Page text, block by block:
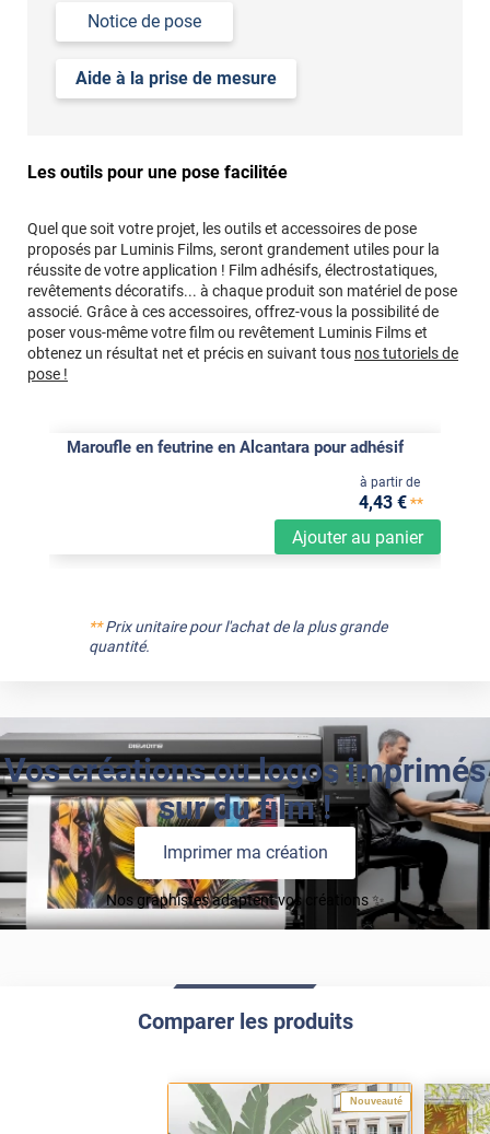
Notice de pose
Aide à la prise de mesure
Les outils pour une pose facilitée
Quel que soit votre projet, les outils et accessoires de pose
proposés par Luminis Films, seront grandement utiles pour la
réussite de votre application ! Film adhésifs, électrostatiques,
revêtements décoratifs... à chaque produit son matériel de pose
associé. Grâce à ces accessoires, offrez-vous la possibilité de
poser vous-même votre film ou revêtement Luminis Films et
obtenez un résultat net et précis en suivant tous nos tutoriels de
pose !
Maroufle en feutrine en Alcantara pour adhésif
Ajouter au panier
à partir de
4,43 €**
**Prix unitaire pour l'achat de la plus grande
quantité.
Vos créations ou logos imprimés
sur du film !
Imprimer ma création
Nos graphistes adaptent vos créations ✨
Comparer les produits
Nouveauté